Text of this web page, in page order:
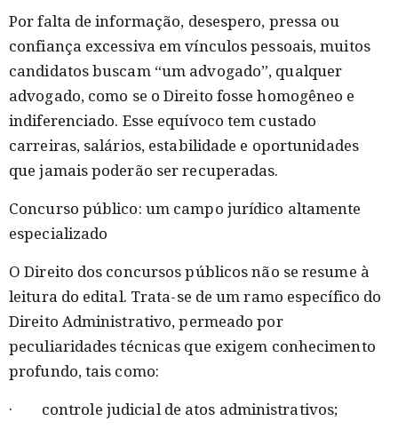
Por falta de informação, desespero, pressa ou
confiança excessiva em vínculos pessoais, muitos
candidatos buscam “um advogado”, qualquer
advogado, como se o Direito fosse homogêneo e
indiferenciado. Esse equívoco tem custado
carreiras, salários, estabilidade e oportunidades
que jamais poderão ser recuperadas.
Concurso público: um campo jurídico altamente
especializado
O Direito dos concursos públicos não se resume à
leitura do edital. Trata-se de um ramo específico do
Direito Administrativo, permeado por
peculiaridades técnicas que exigem conhecimento
profundo, tais como:
· controle judicial de atos administrativos;